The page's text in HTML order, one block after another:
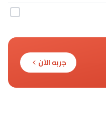
جربه الآن